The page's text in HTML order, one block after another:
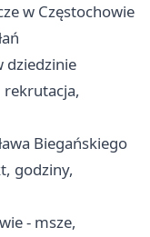
w Częstochowie
dziedzinie
rekrutacja,
Biegańskiego
godziny,
- msze,